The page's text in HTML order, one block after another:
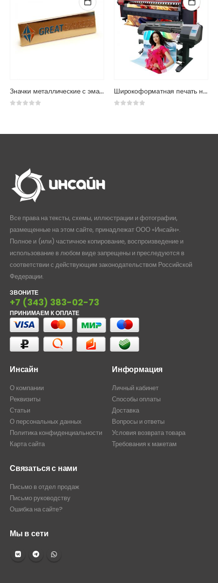
Значки металлические с эмалями Широкоформатная печать на заказ
Все права на тексты, схемы, иллюстрации и фотографии,
размещенные на этом сайте, принадлежат ООО «Инсайн».
Полное и (или) частичное копирование, воспроизведение и
использование в любом виде запрещены и преследуются в
соответствии с действующим законодательством Российской
Федерации.
ЗВОНИТЕ
+7 (343) 383-02-73
ПРИНИМАЕМ К ОПЛАТЕ
Инсайн
О компании
Реквизиты
Статьи
О персональных данных
Политика конфиденциальности
Карта сайта
Информация
Личный кабинет
Способы оплаты
Доставка
Вопросы и ответы
Условия возврата товара
Требования к макетам
Связаться с нами
Письмо в отдел продаж
Письмо руководству
Ошибка на сайте?
Мы в сети